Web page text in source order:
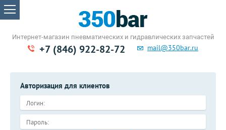
Интернет-магазин пневматическихи гидравлических запчастей
+7 (846) 922-82-72 mail@350bar.ru
Авторизация для клиентов